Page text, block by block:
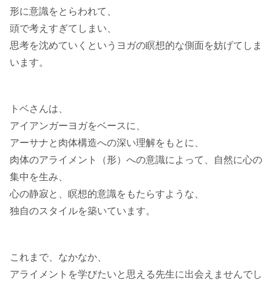
形に意識をとらわれて、
頭で考えすぎてしまい、
思考を沈めていくというヨガの瞑想的な側面を妨げてしま
います。
トベさんは、
アイアンガーヨガをベースに、
アーサナと肉体構造への深い理解をもとに、
肉体のアライメント（形）への意識によって、自然に心の
集中を生み、
心の静寂と、瞑想的意識をもたらすような、
独自のスタイルを築いています。
これまで、なかなか、
アライメントを学びたいと思える先生に出会えませんでし